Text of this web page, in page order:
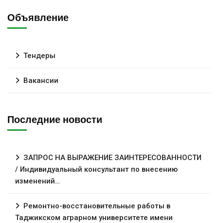
Объявление
Тендеры
Вакансии
Последние новости
ЗАПРОС НА ВЫРАЖЕНИЕ ЗАИНТЕРЕСОВАННОСТИ
/ Индивидуальный консультант по внесению
изменений…
Ремонтно-восстановительные работы в
Таджикском аграрном университете имени